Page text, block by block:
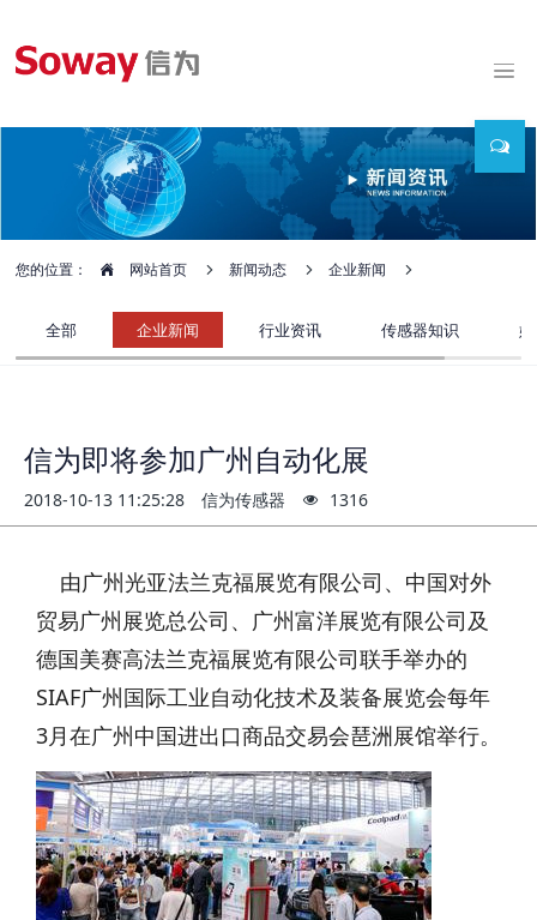
您的位置： 网站首页 新闻动态 企业新闻
全部 企业新闻 行业资讯 传感器知识
信为即将参加广州自动化展
2018-10-13 11:25:28 信为传感器 1316
由广州光亚法兰克福展览有限公司、中国对外
贸易广州展览总公司、广州富洋展览有限公司及
德国美赛高法兰克福展览有限公司联手举办的
SIAF广州国际工业自动化技术及装备展览会每年
3月在广州中国进出口商品交易会琶洲展馆举行。